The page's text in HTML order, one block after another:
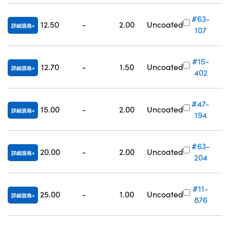
詳細規格 12.50 - 2.00 Uncoated
#63-
107
詳細規格 12.70 - 1.50 Uncoated
#15-
402
詳細規格 15.00 - 2.00 Uncoated
#47-
194
詳細規格 20.00 - 2.00 Uncoated
#63-
204
詳細規格 25.00 - 1.00 Uncoated
#11-
876